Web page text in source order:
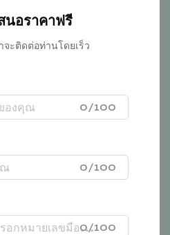
นอราคาฟรี
จะติดต่อท่านโดยเร็ว
0/100
0/100
0/100